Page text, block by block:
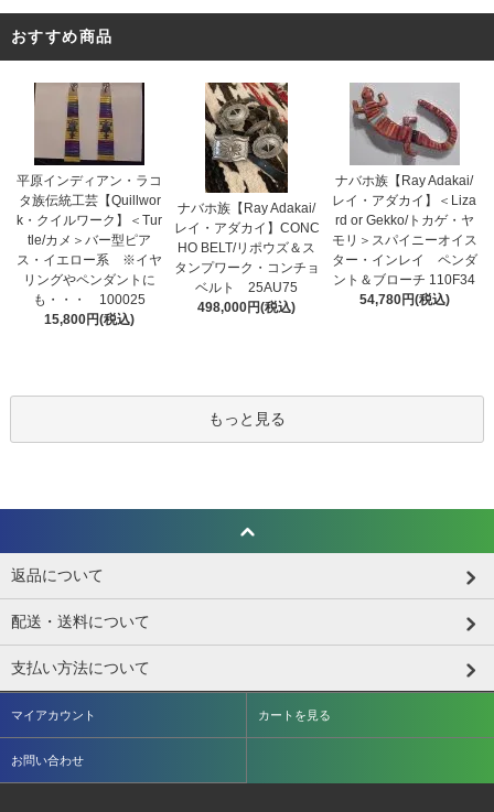
おすすめ商品
平原インディアン・ラコ
タ族伝統工芸【Quillwor
k・クイルワーク】＜Tur
tle/カメ＞バー型ピア
ス・イエロー系 ※イヤ
リングやペンダントに
も・・・ 100025
15,800円(税込)
ナバホ族【Ray Adakai/
レイ・アダカイ】CONC
HO BELT/リポウズ＆ス
タンプワーク・コンチョ
ベルト 25AU75
498,000円(税込)
ナバホ族【Ray Adakai/
レイ・アダカイ】＜Liza
rd or Gekko/トカゲ・ヤ
モリ＞スパイニーオイス
ター・インレイ ペンダ
ント＆ブローチ 110F34
54,780円(税込)
もっと見る
返品について
配送・送料について
支払い方法について
マイアカウント カートを見る
お問い合わせ